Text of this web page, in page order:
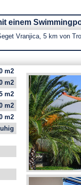
einem
Vranjica, 5 km von
m2
m2
m2
m2
m2